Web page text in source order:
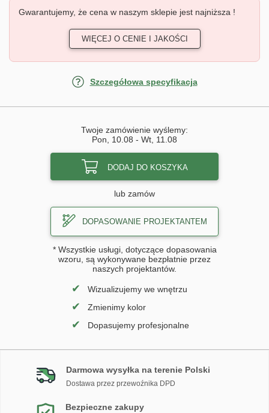
Gwarantujemy, że cena w naszym sklepie jest najniższa !
WIĘCEJ O CENIE I JAKOŚCI
Szczegółowa specyfikacja
Twoje zamówienie wyślemy:
Pon, 10.08 - Wt, 11.08
DODAJ DO KOSZYKA
lub zamów
DOPASOWANIE PROJEKTANTEM
* Wszystkie usługi, dotyczące dopasowania
wzoru, są wykonywane bezpłatnie przez
naszych projektantów.
✔ Wizualizujemy we wnętrzu
✔ Zmienimy kolor
✔ Dopasujemy profesjonalne
Darmowa wysyłka na terenie Polski
Dostawa przez przewoźnika DPD
Bezpieczne zakupy